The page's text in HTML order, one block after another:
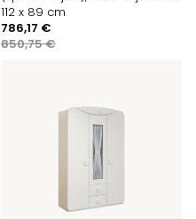
112 x 89 cm
850,75€
Izvirna
cena
786,17 €
Trenutna
cena